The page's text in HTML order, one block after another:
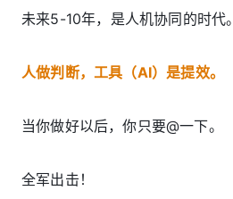
未来5-10年，是人机协同的时代。
人做判断，工具（AI）是提效。
当你做好以后，你只要@一下。
全军出击！